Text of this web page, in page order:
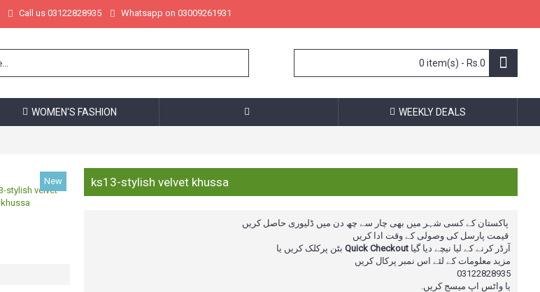
Call us 03122828935 Whatsapp on 03009261931
0 item(s) - Rs.0
WOMEN'S FASHION WEEKLY DEALS
New ks13-stylish velvet khussa
آرڈر کرنے کے لیا نیچے دیا گیا Quick Checkout بٹن پرکلک کریں یا
مزید معلومات کے لئے اس نمبر پرکالکریں
03122828935
یا واٹس اپ میسج کریں.